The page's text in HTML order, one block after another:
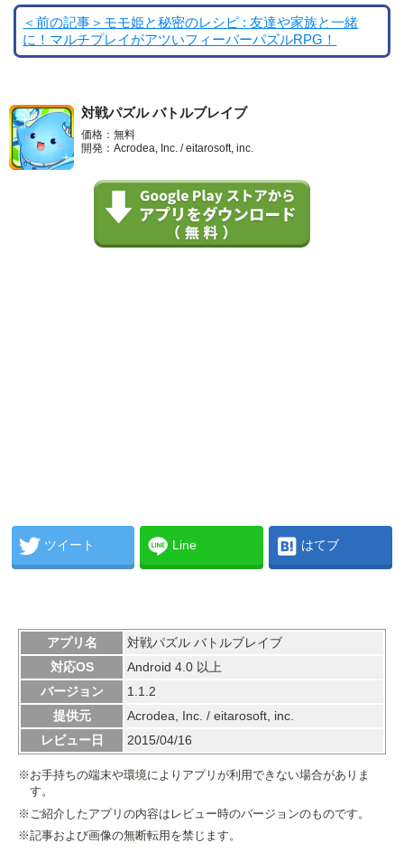
＜前の記事＞モモ姫と秘密のレシピ : 友達や家族と一緒
に！マルチプレイがアツいフィーバーパズルRPG！
対戦パズル バトルブレイブ
価格：無料
開発：Acrodea, Inc. / eitarosoft, inc.
ツイート Line はてブ
アプリ名
対戦パズル バトルブレイブ
対応OS
Android 4.0 以上
バージョン
1.1.2
提供元
Acrodea, Inc. / eitarosoft, inc.
レビュー日
2015/04/16
※お手持ちの端末や環境によりアプリが利用できない場合がありま
す。
※ご紹介したアプリの内容はレビュー時のバージョンのものです。
※記事および画像の無断転用を禁じます。